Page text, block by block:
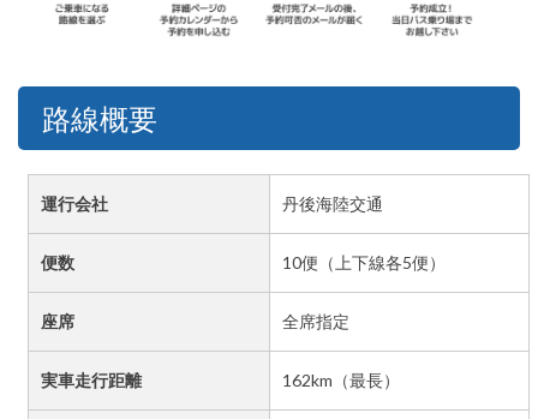
路線概要
運行会社 丹後海陸交通
便数 10便（上下線各5便）
座席 全席指定
実車走行距離 162km（最長）